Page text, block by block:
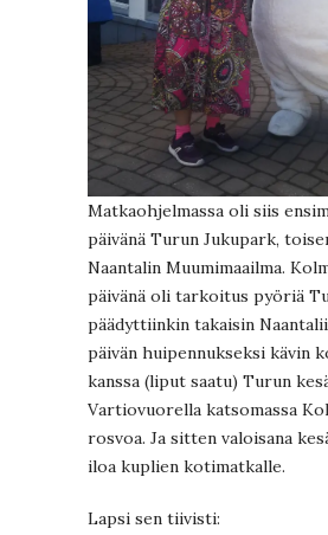
Matkaohjelmassa oli siis
päivänä Turun Jukupark,
Naantalin Muumimaailma.
päivänä oli tarkoitus pyöriä
päädyttiinkin takaisin
päivän huipennukseksi kävin
kanssa (liput saatu) Turun
Vartiovuorella katsomassa
rosvoa. Ja sitten valoisana
iloa kuplien kotimatkalle.
Lapsi sen tiivisti: